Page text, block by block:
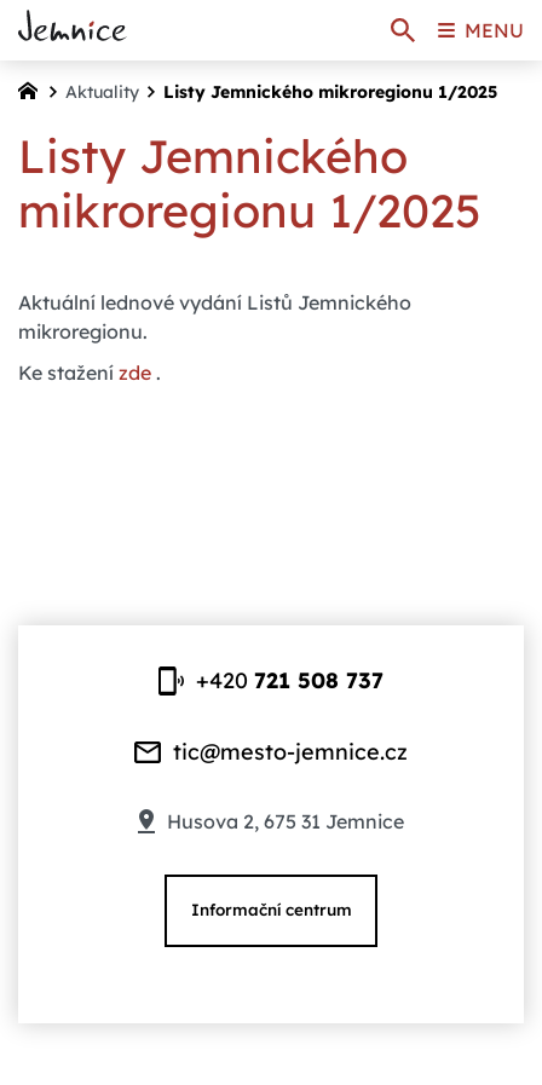
Aktuality Listy Jemnického mikroregionu 1/2025
Listy Jemnického
mikroregionu 1/2025
Aktuální lednové vydání Listů Jemnického
mikroregionu.
Ke stažení zde .
+420721 508 737
tic@mesto-jemnice.cz
Husova 2, 675 31 Jemnice
Informační centrum
MENU